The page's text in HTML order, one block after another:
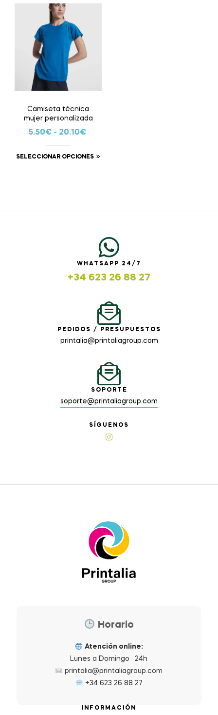
Camiseta técnica
mujer personalizada
5.50€- 20.10€
SELECCIONAR OPCIONES
WHATSAPP 24/7
+34 623 26 88 27
PEDIDOS / PRESUPUESTOS
printalia@printaliagroup.com
SOPORTE
soporte@printaliagroup.com
SÍGUENOS
Horario
Atención online:
Lunes a Domingo · 24h
printalia@printaliagroup.com
+34 623 26 88 27
INFORMACIÓN